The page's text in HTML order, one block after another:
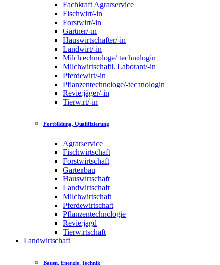
Fachkraft Agrarservice
Fischwirt/-in
Forstwirt/-in
Gärtner/-in
Hauswirtschafter/-in
Landwirt/-in
Milchtechnologe/-technologin
Milchwirtschaftl. Laborant/-in
Pferdewirt/-in
Pflanzentechnologe/-technologin
Revierjäger/-in
Tierwirt/-in
Fortbildung, Qualifizierung
Agrarservice
Fischwirtschaft
Forstwirtschaft
Gartenbau
Hauswirtschaft
Landwirtschaft
Milchwirtschaft
Pferdewirtschaft
Pflanzentechnologie
Revierjagd
Tierwirtschaft
Landwirtschaft
Bauen, Energie, Technik